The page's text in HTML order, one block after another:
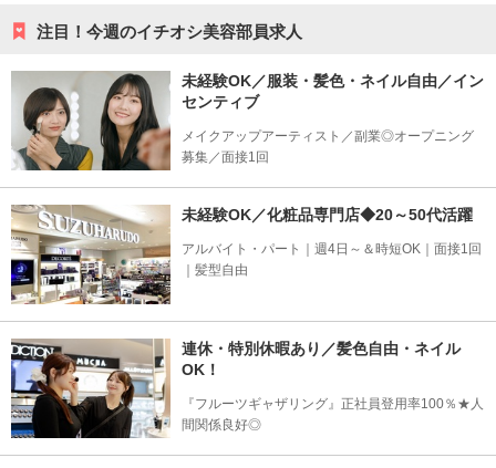
注目！今週のイチオシ美容部員求人
未経験OK／服装・髪色・ネイル自由／イン
センティブ
メイクアップアーティスト／副業◎オープニング
募集／面接1回
未経験OK／化粧品専門店◆20～50代活躍
アルバイト・パート｜週4日～＆時短OK｜面接1回
｜髪型自由
連休・特別休暇あり／髪色自由・ネイル
OK！
『フルーツギャザリング』正社員登用率100％★人
間関係良好◎